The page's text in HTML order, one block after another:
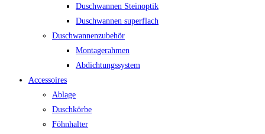
Duschwannen Steinoptik
Duschwannen superflach
Duschwannenzubehör
Montagerahmen
Abdichtungssystem
Accessoires
Ablage
Duschkörbe
Föhnhalter